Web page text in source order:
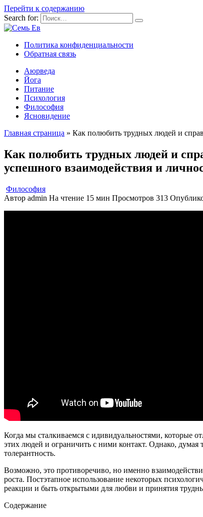
Перейти к содержанию
Search for:
Политика конфиденциальности
Обратная связь
Аюрведа
Йога
Питание
Психология
Философия
Ясновидение
Главная страница » Как полюбить трудных людей и
Как полюбить трудных людей и
успешного взаимодействия и
Философия
Автор admin На чтение 15 мин Просмотров 313
Когда мы сталкиваемся с идивидуальностями, которые
этих людей и ограничить с ними контакт. Однако,
толерантность.
Возможно, это противоречиво, но именно
роста. Постэтапное использование некоторых
реакции и быть открытыми для любви и принятия
Содержание